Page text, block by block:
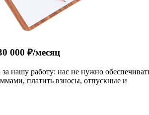
000 ₽/месяц
нашу работу: нас не нужно
платить взносы, отпускные и